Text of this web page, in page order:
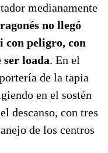
medianamente
no llegó
con peligro, con
loada. En el
de la tapia
en el sostén
descanso, con tres
de los centros